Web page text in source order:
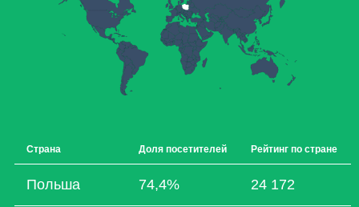
Страна Доля посетителей Рейтинг по стране
Польша 74,4% 24 172